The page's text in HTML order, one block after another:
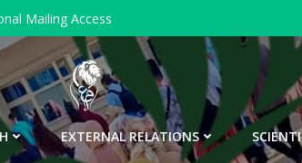
Mailing Access
EXTERNAL RELATIONS